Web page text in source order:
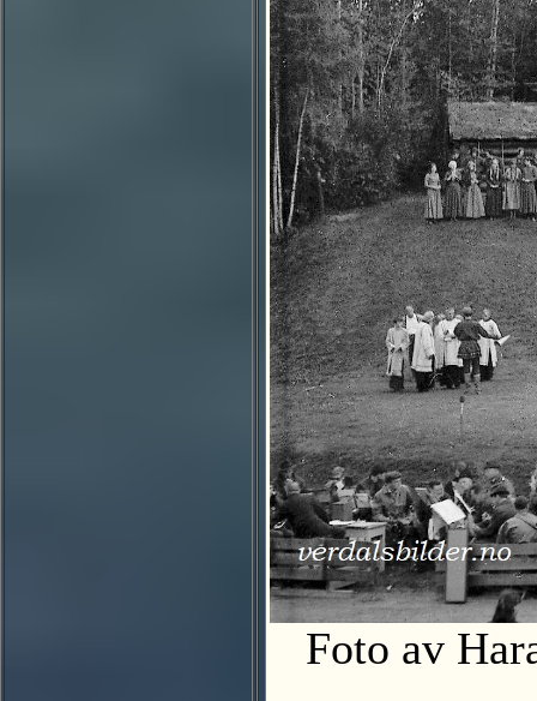
Foto av